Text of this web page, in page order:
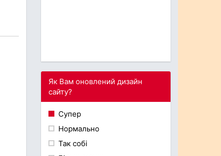
Як Вам оновлений дизайн
сайту?
Супер
Нормально
Так собі